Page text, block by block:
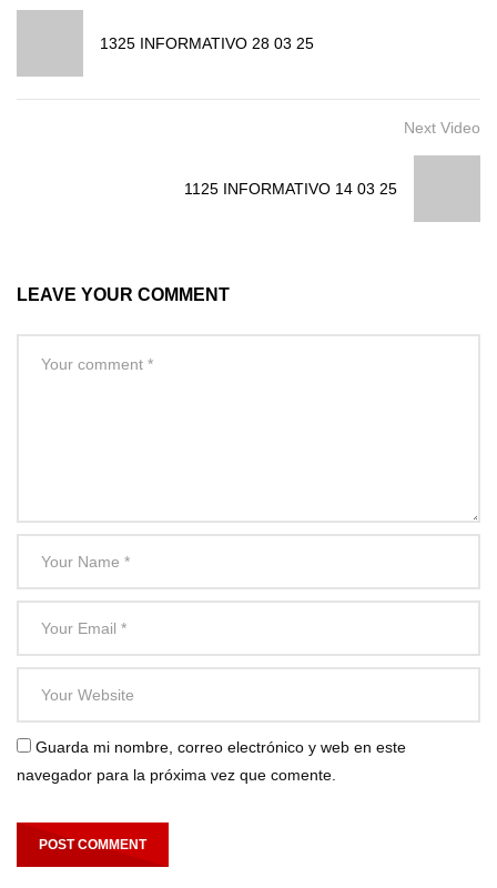
1325 INFORMATIVO 28 03 25
Next Video
1125 INFORMATIVO 14 03 25
LEAVE YOUR COMMENT
Guarda mi nombre, correo electrónico y web en este
navegador para la próxima vez que comente.